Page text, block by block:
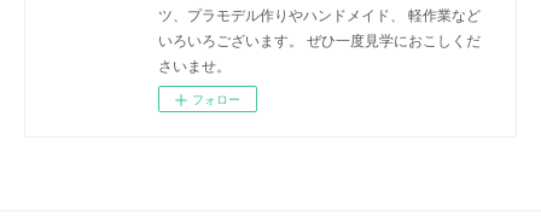
ツ、プラモデル作りやハンドメイド、 軽作業など
いろいろございます。 ぜひ一度見学におこしくだ
さいませ。
フォロー